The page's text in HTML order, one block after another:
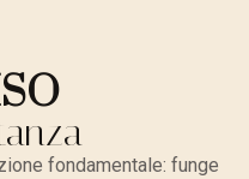
fondamentale: funge